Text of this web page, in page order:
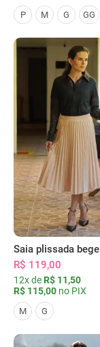
P M G GG
Saia plissada bege
R$ 119,00
12x de R$ 11,50
R$ 115,00 no PIX
M G